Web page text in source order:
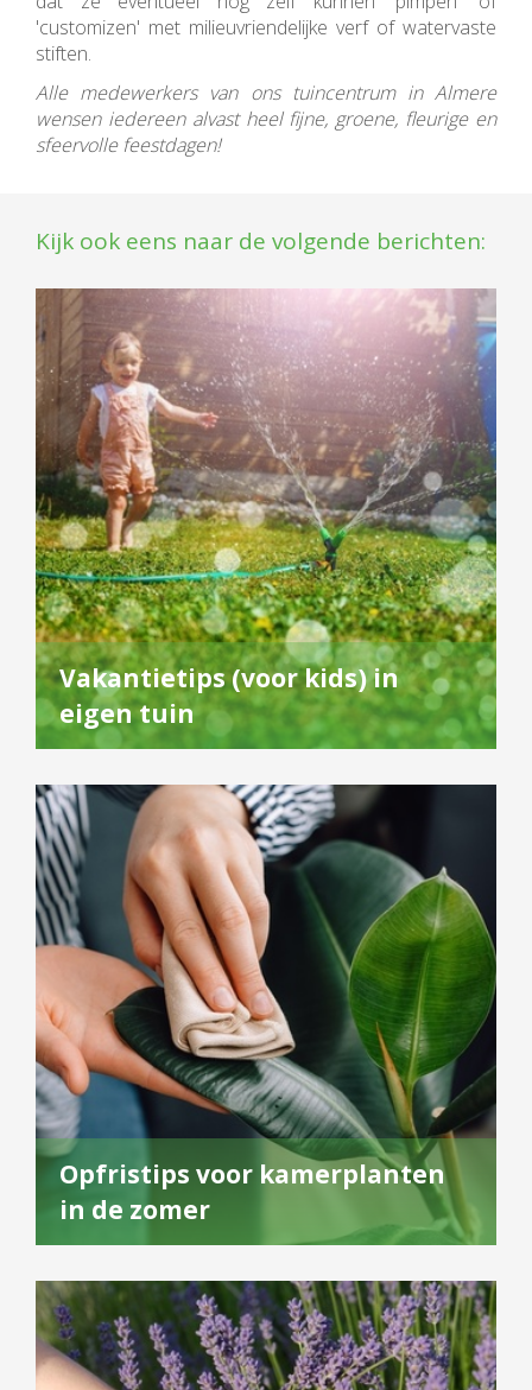
'customizen' met milieuvriendelijke verf of watervaste
stiften.
Alle medewerkers van ons tuincentrum in Almere
wensen iedereen alvast heel fijne, groene, fleurige en
sfeervolle feestdagen!
Kijk ook eens naar de volgende berichten:
Vakantietips (voor kids) in
eigen tuin
Opfristips voor kamerplanten
in de zomer